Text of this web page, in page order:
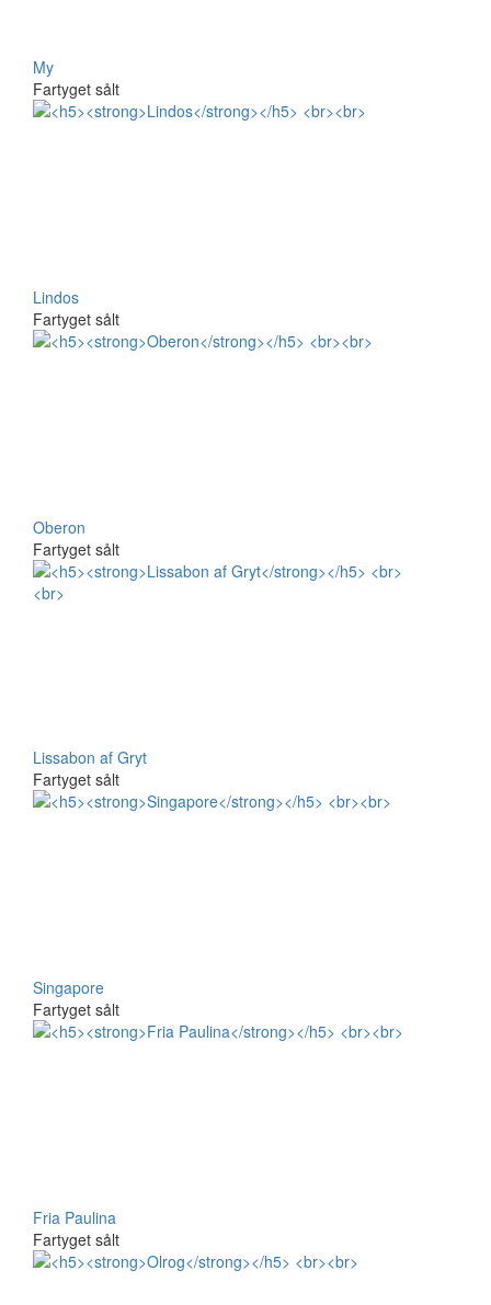
My
Fartyget sålt
Lindos
Fartyget sålt
Oberon
Fartyget sålt
Lissabon af Gryt
Fartyget sålt
Singapore
Fartyget sålt
Fria Paulina
Fartyget sålt